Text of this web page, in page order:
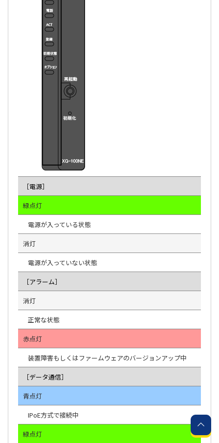
［電源］
緑点灯
電源が入っている状態
消灯
電源が入っていない状態
［アラーム］
消灯
正常な状態
赤点灯
装置障害もしくはファームウェアのバージョンアップ中
［データ通信］
青点灯
IPoE方式で接続中
緑点灯